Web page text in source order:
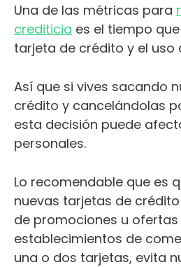
Una de las métricas para
crediticia es el tiempo
tarjeta de crédito y el uso
Así que si vives sacando
crédito y cancelándolas
esta decisión puede
personales.
Lo recomendable que es
nuevas tarjetas de
de promociones u
establecimientos de
una o dos tarjetas, evita